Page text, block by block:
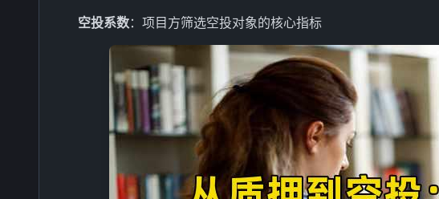
空投系数：项目方筛选空投对象的核心指标